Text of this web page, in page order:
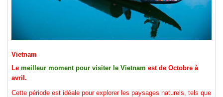
Vietnam
Le meilleur moment pour visiter le Vietnam est de Octobre à
avril.
Cette période est idéale pour explorer les paysages naturels, tels que